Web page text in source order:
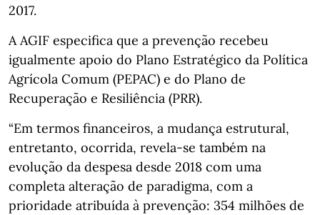
2017.
A AGIF especifica que a prevenção recebeu
igualmente apoio do Plano Estratégico da Política
Agrícola Comum (PEPAC) e do Plano de
Recuperação e Resiliência (PRR).
“Em termos financeiros, a mudança estrutural,
entretanto, ocorrida, revela-se também na
evolução da despesa desde 2018 com uma
completa alteração de paradigma, com a
prioridade atribuída à prevenção: 354 milhões de